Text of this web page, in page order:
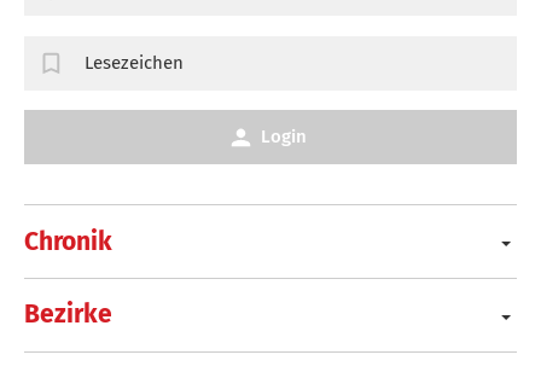
Chronik
Bezirke
Lesezeichen
Login